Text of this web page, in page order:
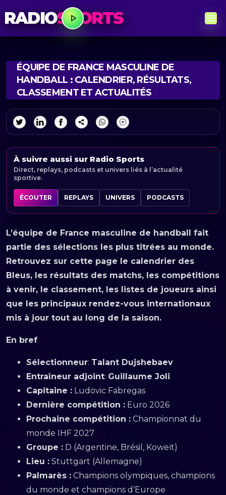
RADIOSPORTS
ÉQUIPE DE FRANCE MASCULINE DE
HANDBALL : CALENDRIER, RÉSULTATS,
CLASSEMENT ET ACTUALITÉS
À suivre aussi sur Radio Sports
Direct, replays, podcasts et univers liés à l’actualité
sportive.
ÉCOUTER REPLAYS UNIVERS PODCASTS
L’équipe de France masculine de handball fait
partie des sélections les plus titrées au monde.
Retrouvez sur cette page le calendrier des
Bleus, les résultats des matchs, les compétitions
à venir, le classement, les listes de joueurs ainsi
que les principaux rendez-vous internationaux
mis à jour tout au long de la saison.
En bref
Sélectionneur: Talant Dujshebaev
Entraîneur adjoint: Guillaume Joli
Capitaine : Ludovic Fabregas
Dernière compétition : Euro 2026
Prochaine compétition : Championnat du
monde IHF 2027
Groupe : D (Argentine, Brésil, Koweït)
Lieu : Stuttgart (Allemagne)
Palmarès : Champions olympiques, champions
du monde et champions d’Europe